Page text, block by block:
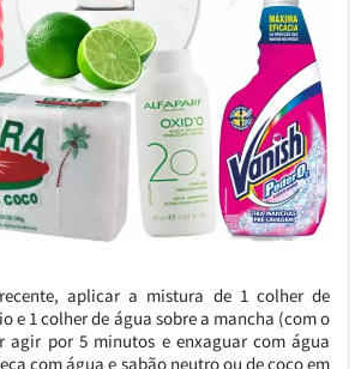
aplicar a mistura de 1 colher de
e 1 colher de água sobre a mancha (com o
agir por 5 minutos e enxaguar com água
com água e sabão neutro ou de coco em